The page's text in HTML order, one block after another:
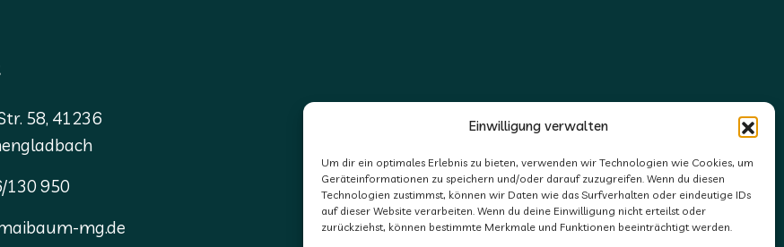
Einwilligung verwalten
Um dir ein optimales Erlebnis zu bieten, verwenden wir Technologien wie Cookies, um
Geräteinformationen zu speichern und/oder darauf zuzugreifen. Wenn du diesen
Technologien zustimmst, können wir Daten wie das Surfverhalten oder eindeutige IDs
auf dieser Website verarbeiten. Wenn du deine Einwilligung nicht erteilst oder
zurückziehst, können bestimmte Merkmale und Funktionen beeinträchtigt werden.
58, 41236
130 950
mg.de